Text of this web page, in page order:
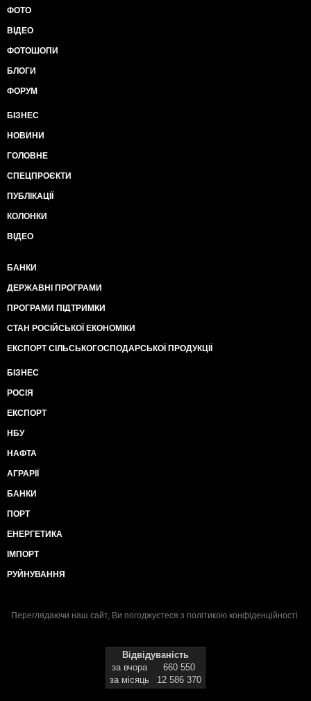
ФОТО
ВІДЕО
ФОТОШОПИ
БЛОГИ
ФОРУМ
БІЗНЕС
НОВИНИ
ГОЛОВНЕ
СПЕЦПРОЄКТИ
ПУБЛІКАЦІЇ
КОЛОНКИ
ВІДЕО
БАНКИ
ДЕРЖАВНІ ПРОГРАМИ
ПРОГРАМИ ПІДТРИМКИ
СТАН РОСІЙСЬКОЇ ЕКОНОМІКИ
ЕКСПОРТ СІЛЬСЬКОГОСПОДАРСЬКОЇ ПРОДУКЦІЇ
БІЗНЕС
РОСІЯ
ЕКСПОРТ
НБУ
НАФТА
АГРАРІЇ
БАНКИ
ПОРТ
ЕНЕРГЕТИКА
ІМПОРТ
РУЙНУВАННЯ
Переглядаючи наш сайт, Ви погоджуєтеся з політикою конфіденційності.
Відвідуваність
за вчора
660 550
за місяць
12 586 370